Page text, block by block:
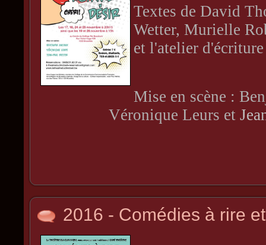
Textes de David
Wetter, Murielle
et l'atelier
Mise en scène :
Véronique Leurs et
2016 - Comédies à rire